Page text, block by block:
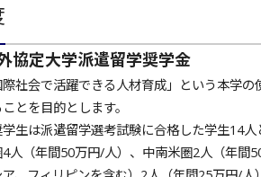
協定大学派遣留学奨学金
社会で活躍できる人材育成」という本学
とを目的とします。
生は派遣留学選考試験に合格した学生14人
4人（年間50万円/人）、中南米圏2人（年